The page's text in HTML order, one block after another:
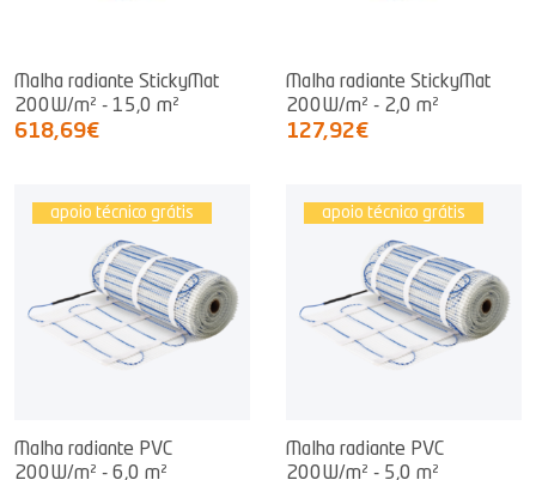
Malha radiante StickyMat
200W/m² - 15,0 m²
618,69€
Malha radiante StickyMat
200W/m² - 2,0 m²
127,92€
apoio técnico grátis
Malha radiante PVC
200W/m² - 6,0 m²
apoio técnico grátis
Malha radiante PVC
200W/m² - 5,0 m²